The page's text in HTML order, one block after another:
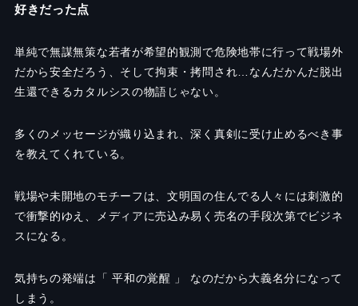
好きだった点
単純で無謀無策な若者が希望的観測で危険地帯に行って戦場外
だから安全だろう、そして拘束・拷問され
なんだかんだ脱出
生還できるカタルシスの物語じゃない。
多くのメッセージが織り込まれ、深く真剣に受け止めるべき事
を教えてくれている。
戦場や未開地のモチーフは、文明国の住んでる人々には刺激的
で衝撃的ゆえ、メディアに売込み易く売名の手段次第でビジネ
スになる。
気持ちの発端は「 平和の覚醒 」 なのだから大義名分になって
しまう。